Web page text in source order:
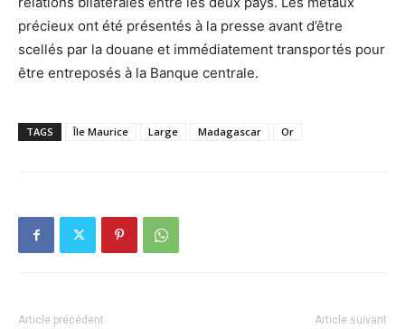
précieux ont été présentés à la presse avant d’être
scellés par la douane et immédiatement transportés pour
être entreposés à la Banque centrale.
TAGS Île Maurice Large Madagascar Or
Article précédent Article suivant